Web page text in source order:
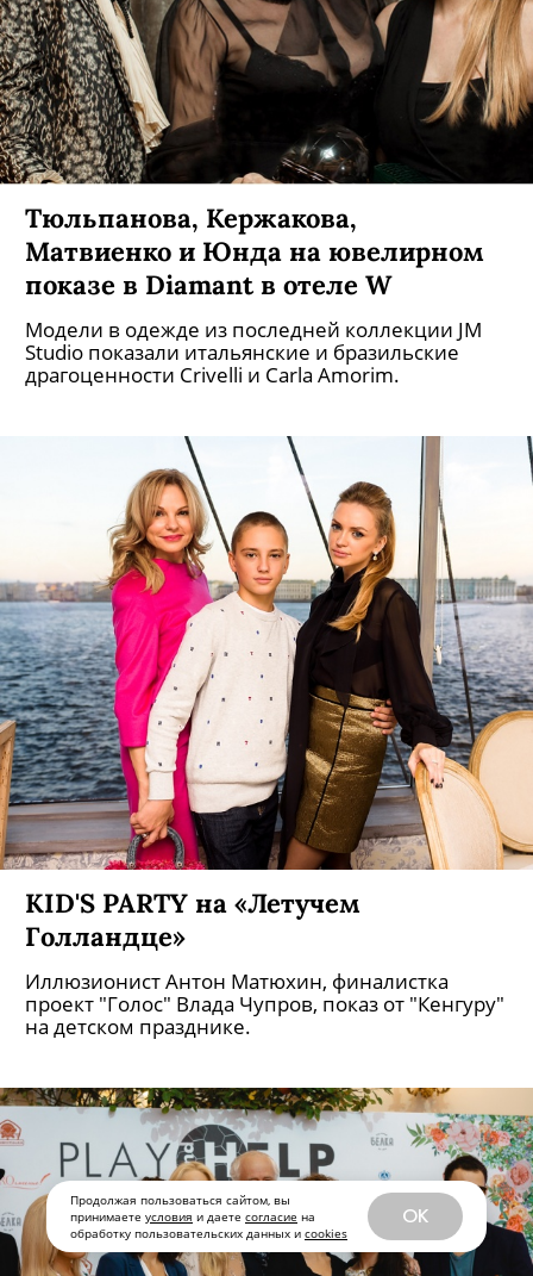
Продолжая пользоваться сайтом, вы
принимаете условия и даете согласие на
обработку пользовательских данных и cookies
OK
Тюльпанова, Кержакова,
Матвиенко и Юнда на ювелирном
показе в Diamant в отеле W
Модели в одежде из последней коллекции JM
Studio показали итальянские и бразильские
драгоценности Crivelli и Carla Amorim.
KID'S PARTY на «Летучем
Голландце»
Иллюзионист Антон Матюхин, финалистка
проект "Голос" Влада Чупров, показ от "Кенгуру"
на детском празднике.